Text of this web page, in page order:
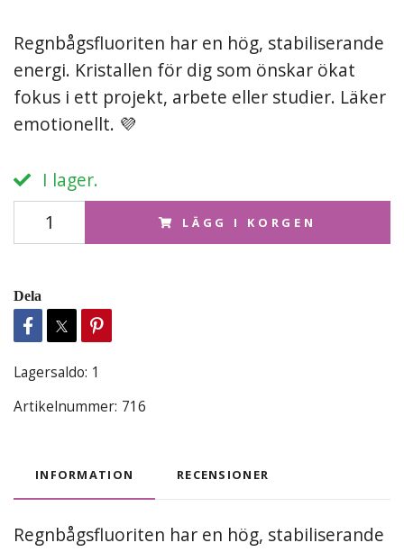
Regnbågsfluoriten har en hög, stabiliserande
energi. Kristallen för dig som önskar ökat
fokus i ett projekt, arbete eller studier. Läker
emotionellt. 💜
I lager.
LÄGG I KORGEN
Dela
Lagersaldo: 1
Artikelnummer: 716
INFORMATION RECENSIONER
Regnbågsfluoriten har en hög, stabiliserande